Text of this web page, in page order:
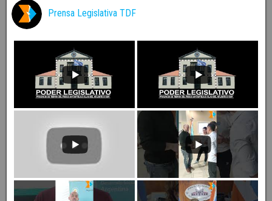
Prensa Legislativa TDF